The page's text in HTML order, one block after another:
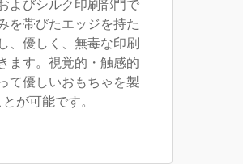
よびシルク印刷部門で
を帯びたエッジを持た
、優しく、無毒な印刷
ます。視覚的・触感的
て優しいおもちゃを製
が可能です。